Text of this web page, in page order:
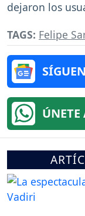
dejaron los
TAGS: Felipe